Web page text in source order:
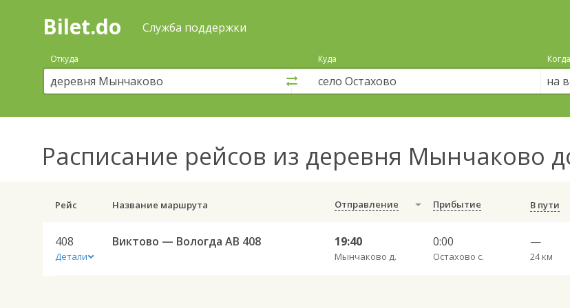
Поиск
покупка
билетов
автобус
онлайн
Bilet.do Служба поддержки
Откуда Куда Когда
на
Расписание рейсов из деревня Мынчаково
Рейс Название маршрута Отправление Прибытие В пути
408
Детали
Виктово — Вологда АВ 408 19:40
Мынчаково д.
0:00
Остахово с.
—
24 км